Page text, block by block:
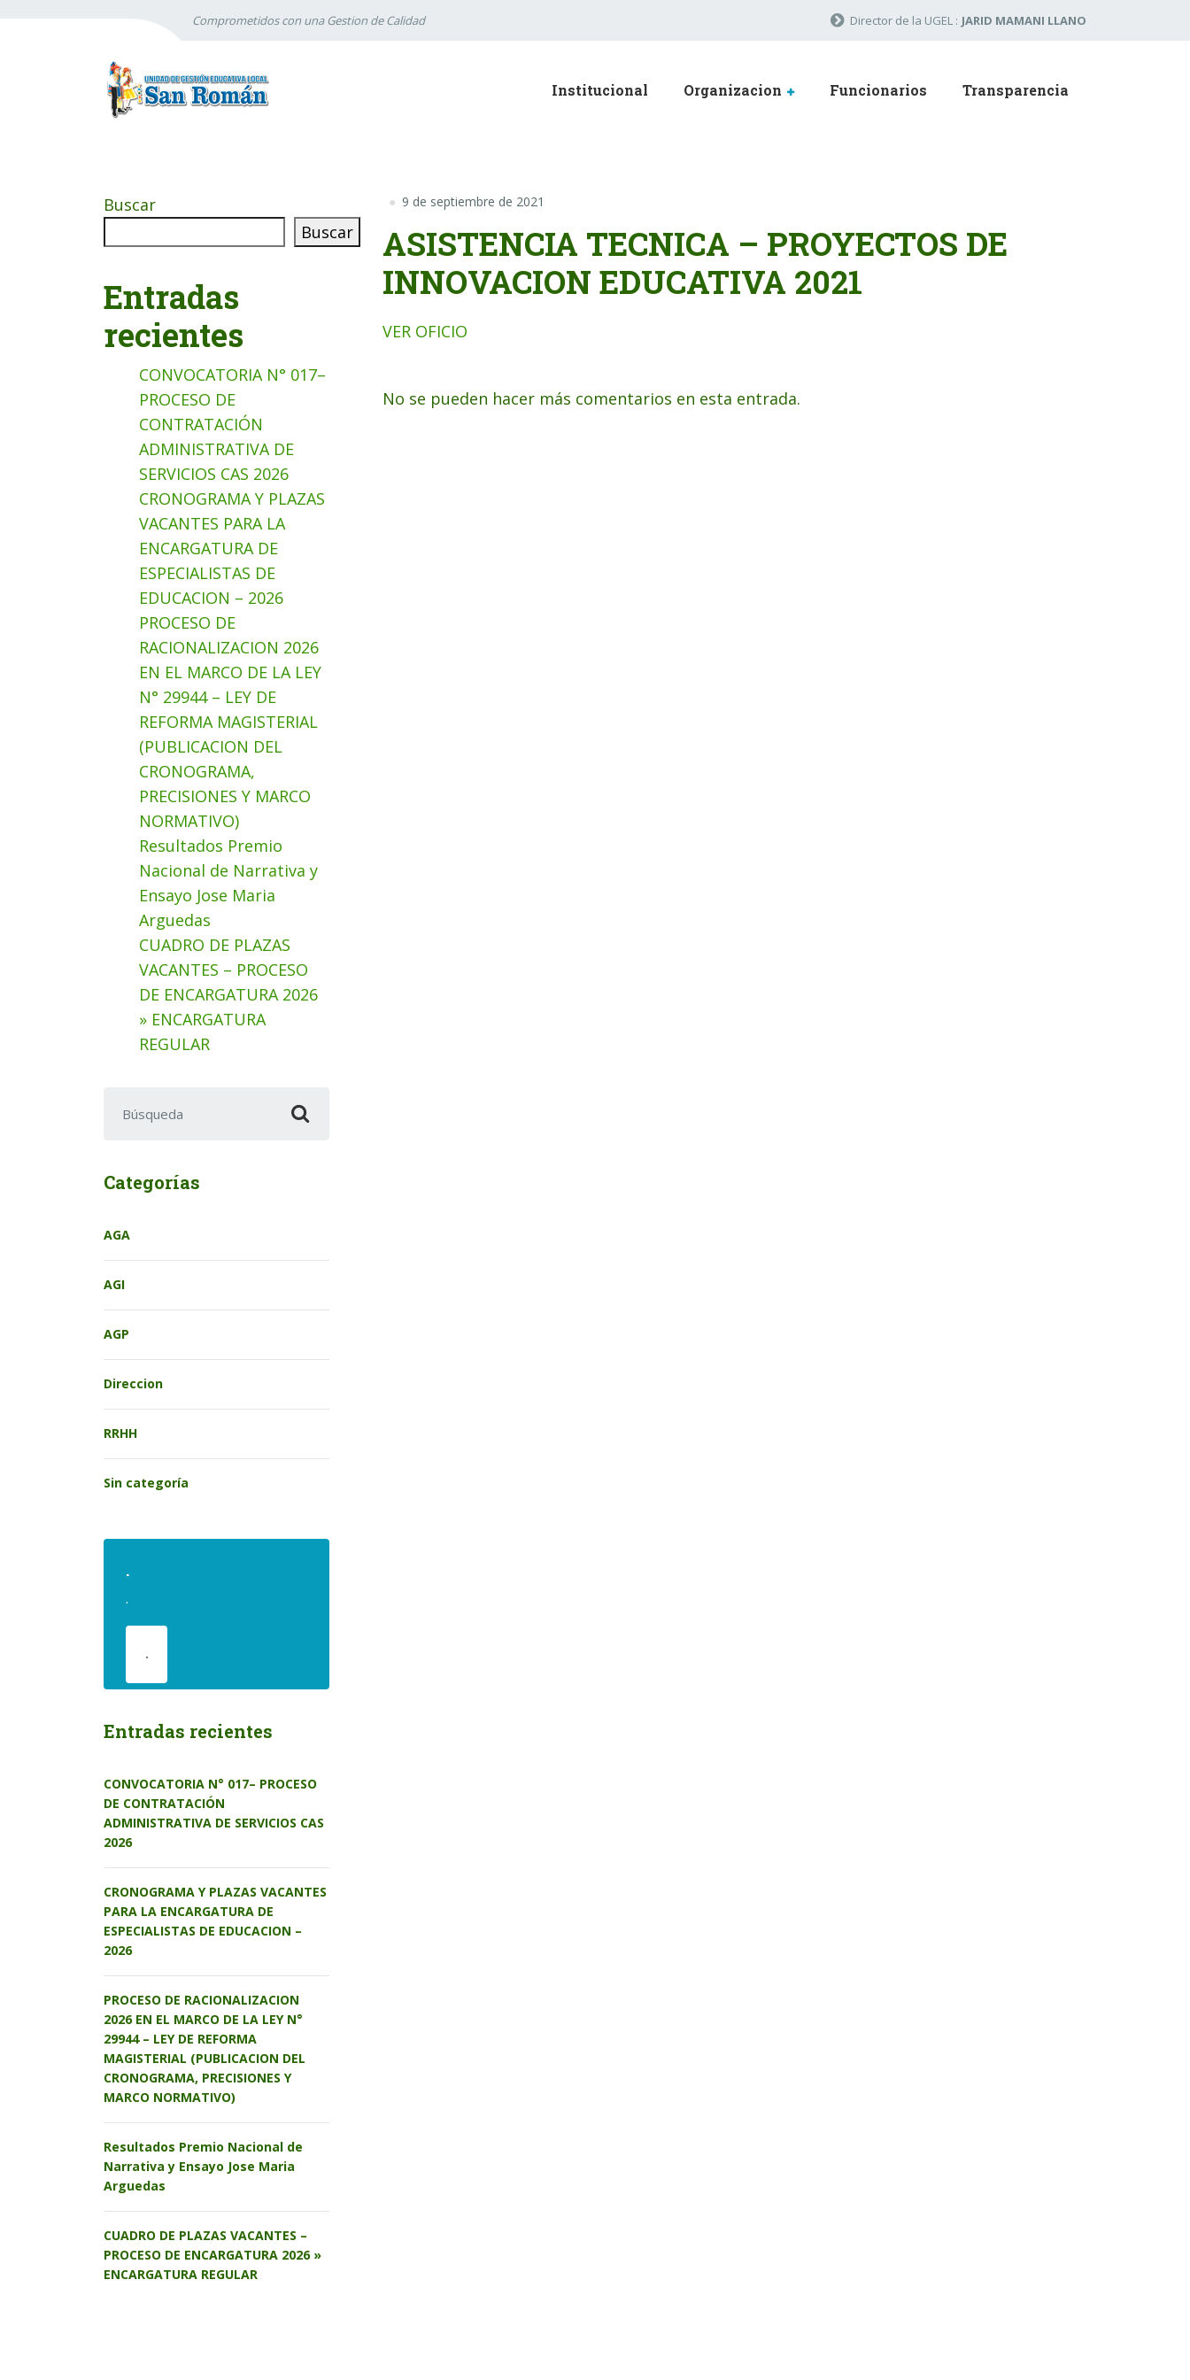
Comprometidos con una Gestion de Calidad Director de la UGEL : JARID MAMANI LLANO
Institucional Organizacion Funcionarios Transparencia
9 de septiembre de 2021
ASISTENCIA TECNICA – PROYECTOS DE
INNOVACION EDUCATIVA 2021
VER OFICIO
No se pueden hacer más comentarios en esta entrada.
Buscar
Buscar
Entradas
recientes
CONVOCATORIA N° 017–
PROCESO DE
CONTRATACIÓN
ADMINISTRATIVA DE
SERVICIOS CAS 2026
CRONOGRAMA Y PLAZAS
VACANTES PARA LA
ENCARGATURA DE
ESPECIALISTAS DE
EDUCACION – 2026
PROCESO DE
RACIONALIZACION 2026
EN EL MARCO DE LA LEY
N° 29944 – LEY DE
REFORMA MAGISTERIAL
(PUBLICACION DEL
CRONOGRAMA,
PRECISIONES Y MARCO
NORMATIVO)
Resultados Premio
Nacional de Narrativa y
Ensayo Jose Maria
Arguedas
CUADRO DE PLAZAS
VACANTES – PROCESO
DE ENCARGATURA 2026
» ENCARGATURA
REGULAR
Categorías
AGA
AGI
AGP
Direccion
RRHH
Sin categoría
.
.
.
Entradas recientes
CONVOCATORIA N° 017– PROCESO
DE CONTRATACIÓN
ADMINISTRATIVA DE SERVICIOS CAS
2026
CRONOGRAMA Y PLAZAS VACANTES
PARA LA ENCARGATURA DE
ESPECIALISTAS DE EDUCACION –
2026
PROCESO DE RACIONALIZACION
2026 EN EL MARCO DE LA LEY N°
29944 – LEY DE REFORMA
MAGISTERIAL (PUBLICACION DEL
CRONOGRAMA, PRECISIONES Y
MARCO NORMATIVO)
Resultados Premio Nacional de
Narrativa y Ensayo Jose Maria
Arguedas
CUADRO DE PLAZAS VACANTES –
PROCESO DE ENCARGATURA 2026 »
ENCARGATURA REGULAR